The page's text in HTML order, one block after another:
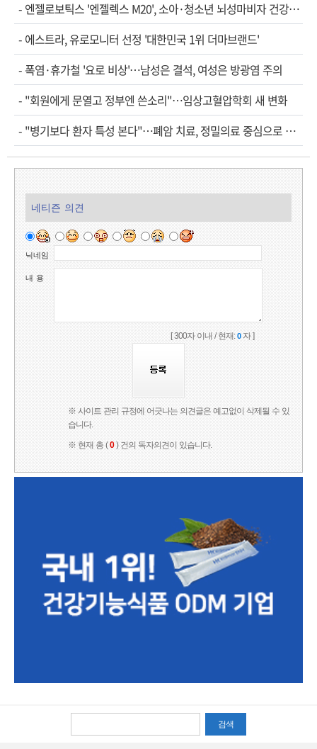
- 엔젤로보틱스 '엔젤렉스 M20', 소아·청소년 뇌성마비자 건강보험 확대 적용
- 에스트라, 유로모니터 선정 '대한민국 1위 더마브랜드'
- 폭염·휴가철 '요로 비상'…남성은 결석, 여성은 방광염 주의
- "회원에게 문열고 정부엔 쓴소리"…임상고혈압학회 새 변화
- "병기보다 환자 특성 본다"…폐암 치료, 정밀의료 중심으로 진화
네티즌 의견
닉네임
내 용
[ 300자 이내 / 현재:0자 ]
※ 사이트 관리 규정에 어긋나는 의견글은 예고없이 삭제될 수 있
습니다.
※ 현재 총 (0) 건의 독자의견이 있습니다.
검색